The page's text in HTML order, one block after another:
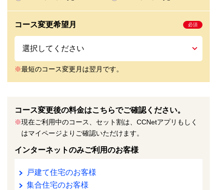
コース変更希望月
※最短のコース変更月は翌月です。
コース変更後の料金はこちらでご確認ください。
※現在ご利用中のコース、セット割は、CCNetアプリもしく
はマイページよりご確認いただけます。
インターネットのみご利用のお客様
戸建て住宅のお客様
集合住宅のお客様